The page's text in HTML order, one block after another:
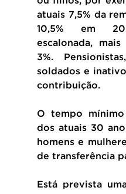
atuais 7,5% da
10,5% em
escalonada,
3%.
soldados e
contribuição.
O tempo
dos atuais 30
homens e
de transferência
Está prevista